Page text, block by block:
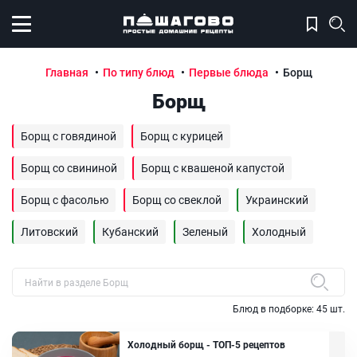
Открыть меню
Главная По типу блюд Первые блюда Борщ
Борщ
Борщ с говядиной Борщ с курицей
Борщ со свининой Борщ с квашеной капустой
Борщ с фасолью Борщ со свеклой Украинский
Литовский Кубанский Зеленый Холодный
Быстрый поиск рецепта по названиюБлюд в подборке: 45 шт.
Холодный борщ - ТОП-5 рецептов